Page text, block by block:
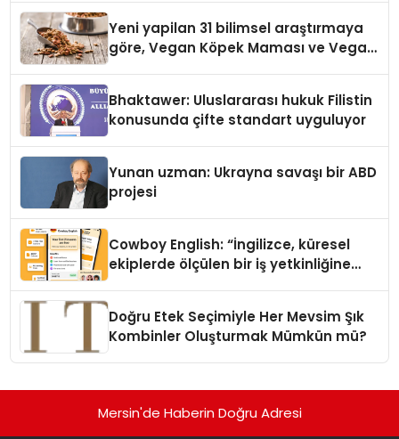
Yeni yapilan 31 bilimsel araştırmaya
göre, Vegan Köpek Maması ve Vegan
Bhaktawer: Uluslararası hukuk Filistin
konusunda çifte standart uyguluyor
Yunan uzman: Ukrayna savaşı bir ABD
projesi
Cowboy English: “İngilizce, küresel
ekiplerde ölçülen bir iş yetkinliğine
Doğru Etek Seçimiyle Her Mevsim Şık
Kombinler Oluşturmak Mümkün mü?
Mersin'de Haberin Doğru Adresi